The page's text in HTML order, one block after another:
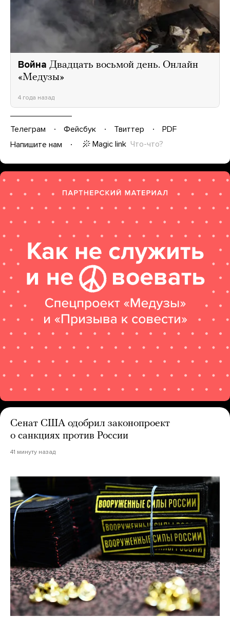
Война Двадцать восьмой день. Онлайн
«Медузы»
4 года назад
Телеграм Фейсбук Твиттер
PDF
Напишите нам
Magic link Что-что?
Сенат США одобрил законопроект
о санкциях против России
41 минуту назад